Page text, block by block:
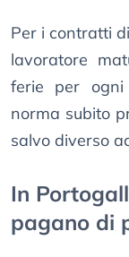
Per i contratti
lavoratore
ferie per ogni
norma subito
salvo diverso
In
pagano di